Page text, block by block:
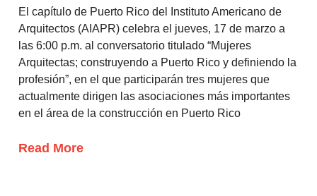
El capítulo de Puerto Rico del Instituto Americano de
Arquitectos (AIAPR) celebra el jueves, 17 de marzo a
las 6:00 p.m. al conversatorio titulado “Mujeres
Arquitectas; construyendo a Puerto Rico y definiendo la
profesión”, en el que participarán tres mujeres que
actualmente dirigen las asociaciones más importantes
en el área de la construcción en Puerto Rico
Read More